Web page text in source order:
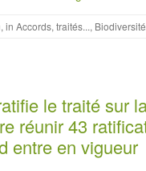
, in Accords, traités...,
le traité sur
réunir 43
entre en vigueur